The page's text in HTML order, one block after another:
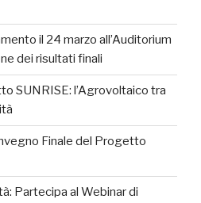
il 24 marzo all’Auditorium
dei risultati finali
SUNRISE: l’Agrovoltaico tra
Finale del Progetto
Partecipa al Webinar di